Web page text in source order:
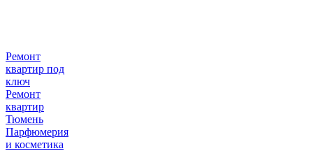
Ремонт
квартир под
ключ
Ремонт
квартир
Тюмень
Парфюмерия
и косметика